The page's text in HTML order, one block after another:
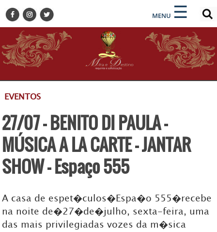
MENU ☰
×
BELEZA
BUSINESS E NEGÓCIOS
CULTURA
DESTINOS
GASTRONOMIA
HOTELARIA
MODA
PETS
TURISMO
ZILDA BRANDÃO
×
ENCONTRE SUA NOTÍCIA
EVENTOS
27/07 - BENITO DI PAULA -
MÚSICA A LA CARTE - JANTAR
SHOW - Espaço 555
A casa de espet�culos�Espa�o 555�recebe
na noite de�27�de�julho, sexta-feira, uma
das mais privilegiadas vozes da m�sica